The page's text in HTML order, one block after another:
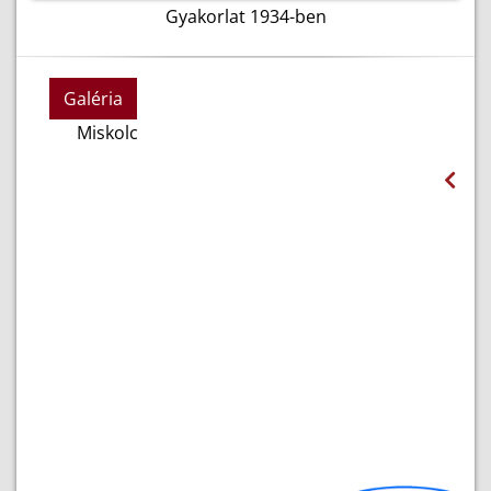
Gyakorlat 1934-ben
Galéria
Miskolc